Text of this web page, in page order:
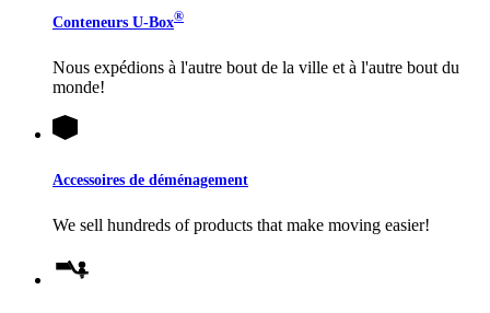
Conteneurs U-Box®
Nous expédions à l'autre bout de la ville et à l'autre bout du
monde!
Accessoires de déménagement
We sell hundreds of products that make moving easier!